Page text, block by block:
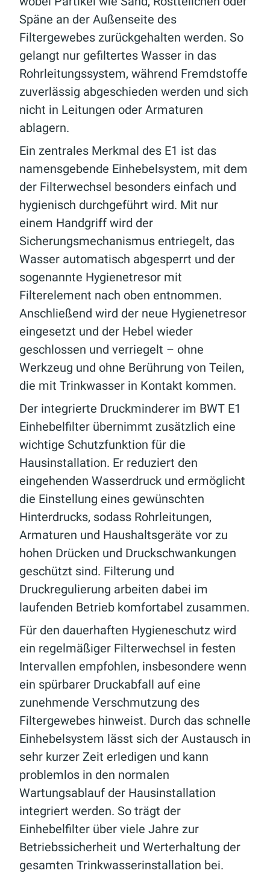
Späne an der Außenseite des
Filtergewebes zurückgehalten werden. So
gelangt nur gefiltertes Wasser in das
Rohrleitungssystem, während Fremdstoffe
zuverlässig abgeschieden werden und sich
nicht in Leitungen oder Armaturen
ablagern.
Ein zentrales Merkmal des E1 ist das
namensgebende Einhebelsystem, mit dem
der Filterwechsel besonders einfach und
hygienisch durchgeführt wird. Mit nur
einem Handgriff wird der
Sicherungsmechanismus entriegelt, das
Wasser automatisch abgesperrt und der
sogenannte Hygienetresor mit
Filterelement nach oben entnommen.
Anschließend wird der neue Hygienetresor
eingesetzt und der Hebel wieder
geschlossen und verriegelt – ohne
Werkzeug und ohne Berührung von Teilen,
die mit Trinkwasser in Kontakt kommen.
Der integrierte Druckminderer im BWT E1
Einhebelfilter übernimmt zusätzlich eine
wichtige Schutzfunktion für die
Hausinstallation. Er reduziert den
eingehenden Wasserdruck und ermöglicht
die Einstellung eines gewünschten
Hinterdrucks, sodass Rohrleitungen,
Armaturen und Haushaltsgeräte vor zu
hohen Drücken und Druckschwankungen
geschützt sind. Filterung und
Druckregulierung arbeiten dabei im
laufenden Betrieb komfortabel zusammen.
Für den dauerhaften Hygieneschutz wird
ein regelmäßiger Filterwechsel in festen
Intervallen empfohlen, insbesondere wenn
ein spürbarer Druckabfall auf eine
zunehmende Verschmutzung des
Filtergewebes hinweist. Durch das schnelle
Einhebelsystem lässt sich der Austausch in
sehr kurzer Zeit erledigen und kann
problemlos in den normalen
Wartungsablauf der Hausinstallation
integriert werden. So trägt der
Einhebelfilter über viele Jahre zur
Betriebssicherheit und Werterhaltung der
gesamten Trinkwasserinstallation bei.